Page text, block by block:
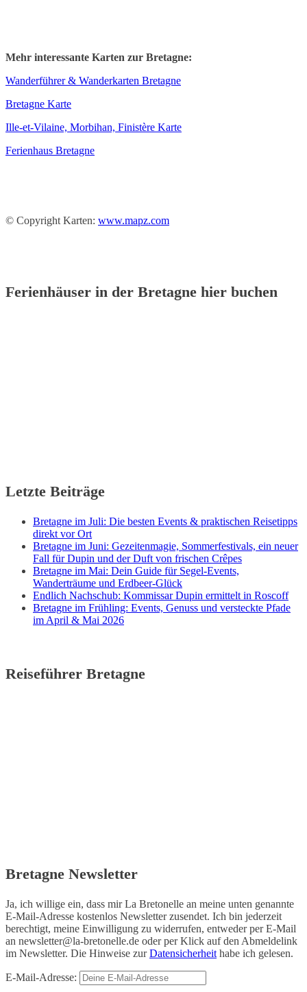
Mehr interessante Karten zur Bretagne:
Wanderführer & Wanderkarten Bretagne
Bretagne Karte
Ille-et-Vilaine, Morbihan, Finistère Karte
Ferienhaus Bretagne
© Copyright Karten: www.mapz.com
Ferienhäuser in der Bretagne hier buchen
Letzte Beiträge
Bretagne im Juli: Die besten Events & praktischen Reisetipps
direkt vor Ort
Bretagne im Juni: Gezeitenmagie, Sommerfestivals, ein neuer
Fall für Dupin und der Duft von frischen Crêpes
Bretagne im Mai: Dein Guide für Segel-Events,
Wanderträume und Erdbeer-Glück
Endlich Nachschub: Kommissar Dupin ermittelt in Roscoff
Bretagne im Frühling: Events, Genuss und versteckte Pfade
im April & Mai 2026
Reiseführer Bretagne
Bretagne Newsletter
Ja, ich willige ein, dass mir La Bretonelle an meine unten genannte
E-Mail-Adresse kostenlos Newsletter zusendet. Ich bin jederzeit
berechtigt, meine Einwilligung zu widerrufen, entweder per E-Mail
an newsletter@la-bretonelle.de oder per Klick auf den Abmeldelink
im Newsletter. Die Hinweise zurDatensicherheit habe ich gelesen.
E-Mail-Adresse: